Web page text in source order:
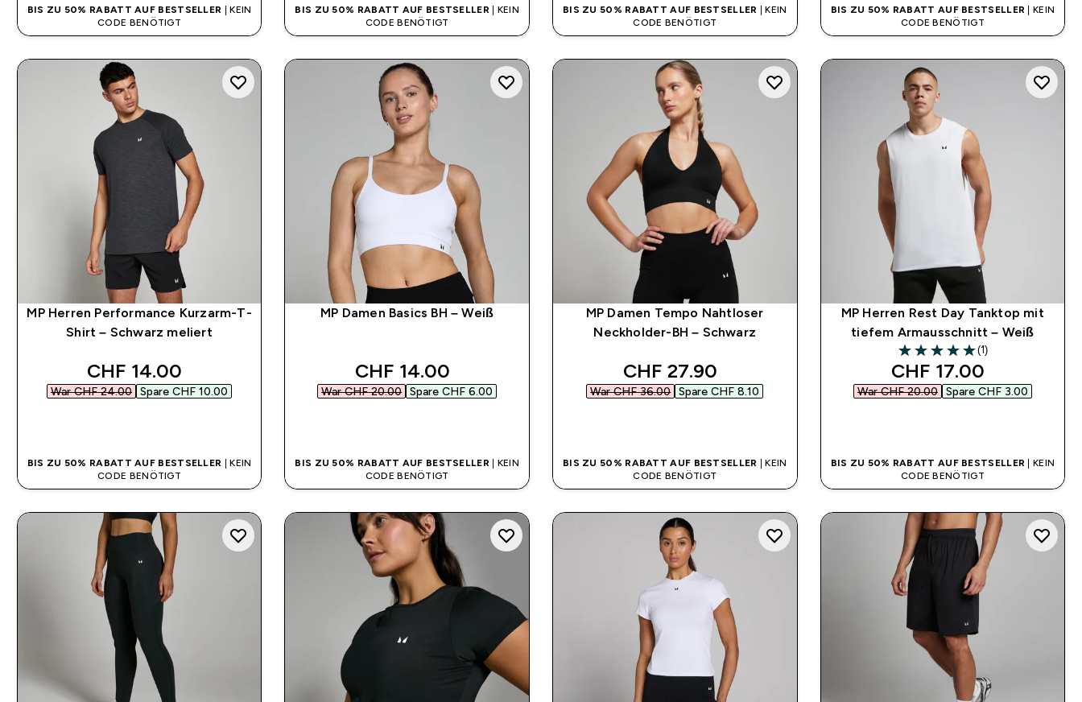
BIS ZU 50% RABATT AUF BESTSELLER | KEIN
CODE BENÖTIGT
BIS ZU 50% RABATT AUF BESTSELLER | KEIN
CODE BENÖTIGT
BIS ZU 50% RABATT AUF BESTSELLER
| KEIN
CODE BENÖTIGT
BIS ZU 50% RABATT AUF BESTSELLER | KEIN
CODE BENÖTIGT
MP Herren Performance Kurzarm-T-
Shirt – Schwarz meliert
discounted price
CHF 14.00‎
War CHF 24.00‎ Spare CHF 10.00‎
BIS ZU 50% RABATT AUF BESTSELLER | KEIN
CODE BENÖTIGT
MP Damen Basics BH – Weiß
discounted price
CHF 14.00‎
War CHF 20.00‎ Spare CHF 6.00‎
BIS ZU 50% RABATT AUF BESTSELLER | KEIN
CODE BENÖTIGT
MP Damen Tempo Nahtloser
Neckholder-BH – Schwarz
discounted price
CHF 27.90‎
War CHF 36.00‎ Spare CHF 8.10‎
BIS ZU 50% RABATT AUF BESTSELLER
| KEIN
CODE BENÖTIGT
MP Herren Rest Day Tanktop mit
tiefem Armausschnitt – Weiß
5 out of 5 stars
(1)
discounted price
CHF 17.00‎
War CHF 20.00‎ Spare CHF 3.00‎
BIS ZU 50% RABATT AUF BESTSELLER | KEIN
CODE BENÖTIGT